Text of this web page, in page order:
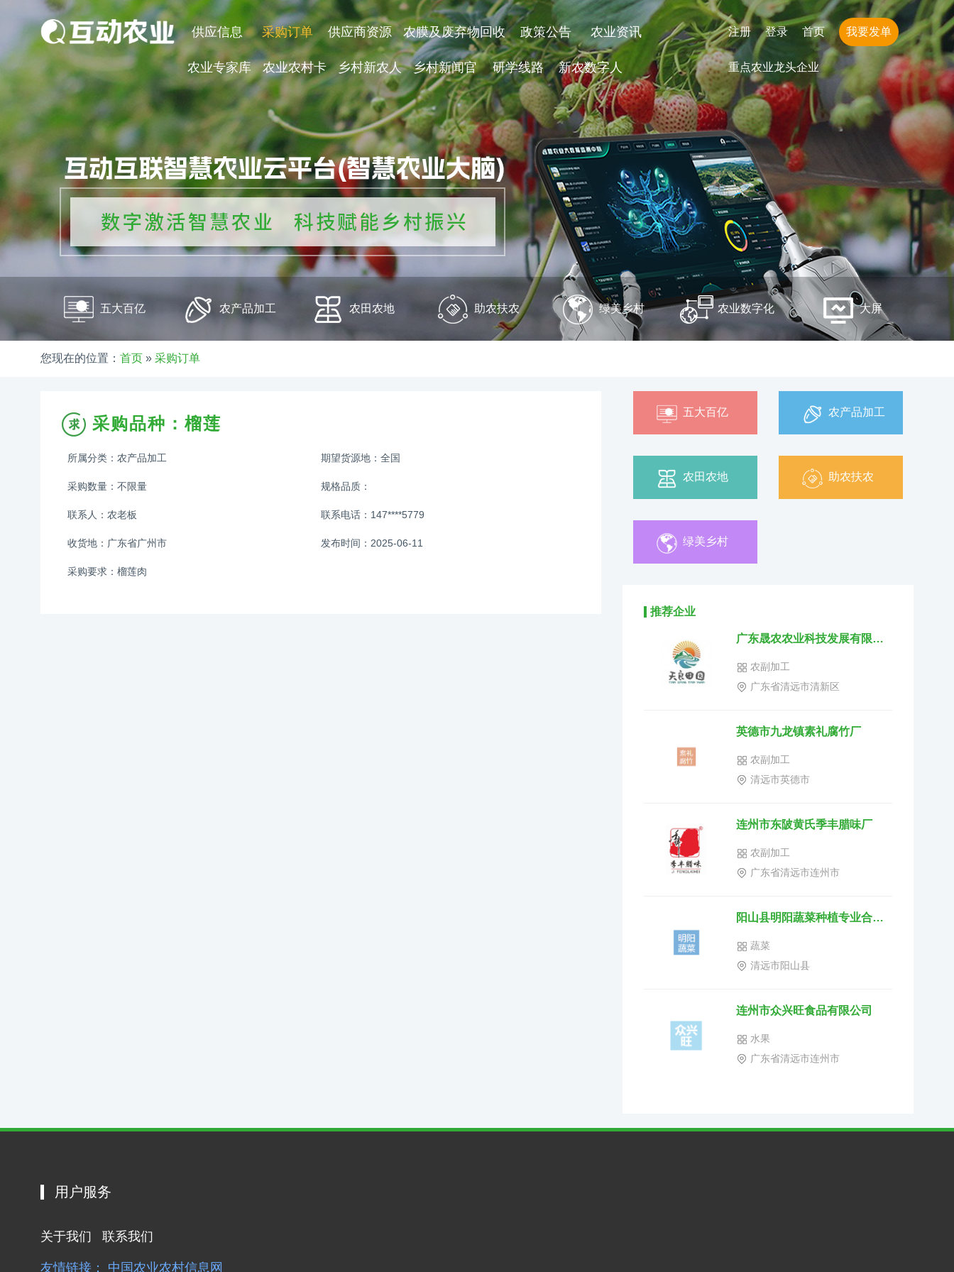
供应信息 采购订单 供应商资源 农膜及废弃物回收 政策公告 农业资讯
农业专家库 农业农村卡 乡村新农人 乡村新闻官 研学线路 新农数字人
注册 登录 首页 我要发单
重点农业龙头企业
五大百亿 农产品加工 农田农地 助农扶农 绿美乡村 农业数字化 大屏
您现在的位置： 首页 » 采购订单
五大百亿 农产品加工
农田农地 助农扶农
绿美乡村
推荐企业
广东晟农农业科技发展有限公司
农副加工
广东省清远市清新区
英德市九龙镇素礼腐竹厂
农副加工
清远市英德市
连州市东陂黄氏季丰腊味厂
农副加工
广东省清远市连州市
阳山县明阳蔬菜种植专业合作社
蔬菜
清远市阳山县
连州市众兴旺食品有限公司
水果
广东省清远市连州市
采购品种：榴莲
所属分类：农产品加工 期望货源地：全国
采购数量：不限量 规格品质：
联系人：农老板 联系电话：147****5779
收货地：广东省广州市 发布时间：2025-06-11
采购要求：榴莲肉
用户服务
关于我们 联系我们
友情链接： 中国农业农村信息网